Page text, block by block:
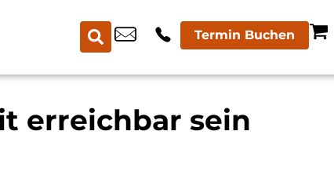
Termin Buchen
erreichbar sein